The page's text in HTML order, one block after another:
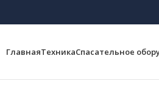
ГлавнаяТехникаСпасательное